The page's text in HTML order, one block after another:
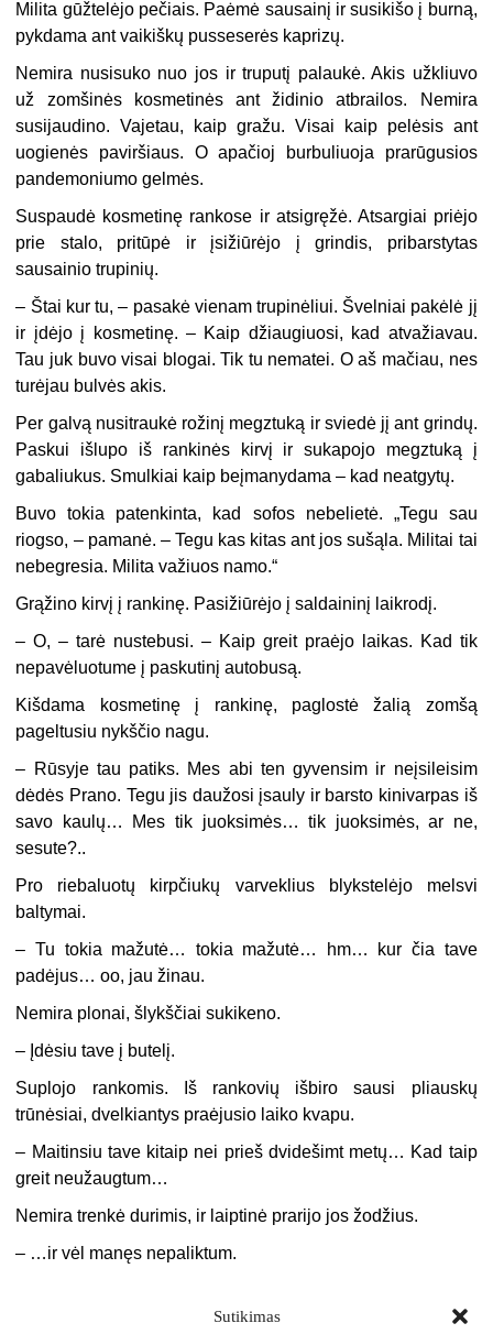
Sutikimas
Milita gūžtelėjo pečiais. Paėmė sausainį ir susikišo į burną,
pykdama ant vaikiškų pusseserės kaprizų.
Nemira nusisuko nuo jos ir truputį palaukė. Akis užkliuvo
už zomšinės kosmetinės ant židinio atbrailos. Nemira
susijaudino. Vajetau, kaip gražu. Visai kaip pelėsis ant
uogienės paviršiaus. O apačioj burbuliuoja prarūgusios
pandemoniumo gelmės.
Suspaudė kosmetinę rankose ir atsigręžė. Atsargiai priėjo
prie stalo, pritūpė ir įsižiūrėjo į grindis, pribarstytas
sausainio trupinių.
– Štai kur tu, – pasakė vienam trupinėliui. Švelniai pakėlė jį
ir įdėjo į kosmetinę. – Kaip džiaugiuosi, kad atvažiavau.
Tau juk buvo visai blogai. Tik tu nematei. O aš mačiau, nes
turėjau bulvės akis.
Per galvą nusitraukė rožinį megztuką ir sviedė jį ant grindų.
Paskui išlupo iš rankinės kirvį ir sukapojo megztuką į
gabaliukus. Smulkiai kaip beįmanydama – kad neatgytų.
Buvo tokia patenkinta, kad sofos nebelietė. „Tegu sau
riogso, – pamanė. – Tegu kas kitas ant jos sušąla. Militai tai
nebegresia. Milita važiuos namo.“
Grąžino kirvį į rankinę. Pasižiūrėjo į saldaininį laikrodį.
–O, – tarė nustebusi. – Kaip greit praėjo laikas. Kad tik
nepavėluotume į paskutinį autobusą.
Kišdama kosmetinę į rankinę, paglostė žalią zomšą
pageltusiu nykščio nagu.
– Rūsyje tau patiks. Mes abi ten gyvensim ir neįsileisim
dėdės Prano. Tegu jis daužosi įsauly ir barsto kinivarpas iš
savo kaulų… Mes tik juoksimės… tik juoksimės, ar ne,
sesute?..
Pro riebaluotų kirpčiukų varveklius blykstelėjo melsvi
baltymai.
–Tu tokia mažutė… tokia mažutė… hm… kur čia tave
padėjus… oo, jau žinau.
Nemira plonai, šlykščiai sukikeno.
– Įdėsiu tave į butelį.
Suplojo rankomis. Iš rankovių išbiro sausi pliauskų
trūnėsiai, dvelkiantys praėjusio laiko kvapu.
– Maitinsiu tave kitaip nei prieš dvidešimt metų… Kad taip
greit neužaugtum…
Nemira trenkė durimis, ir laiptinė prarijo jos žodžius.
– …ir vėl manęs nepaliktum.